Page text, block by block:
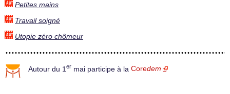
Petites mains
Travail soigné
Utopie zéro chômeur
Autour du 1 er mai participe à la Coredem